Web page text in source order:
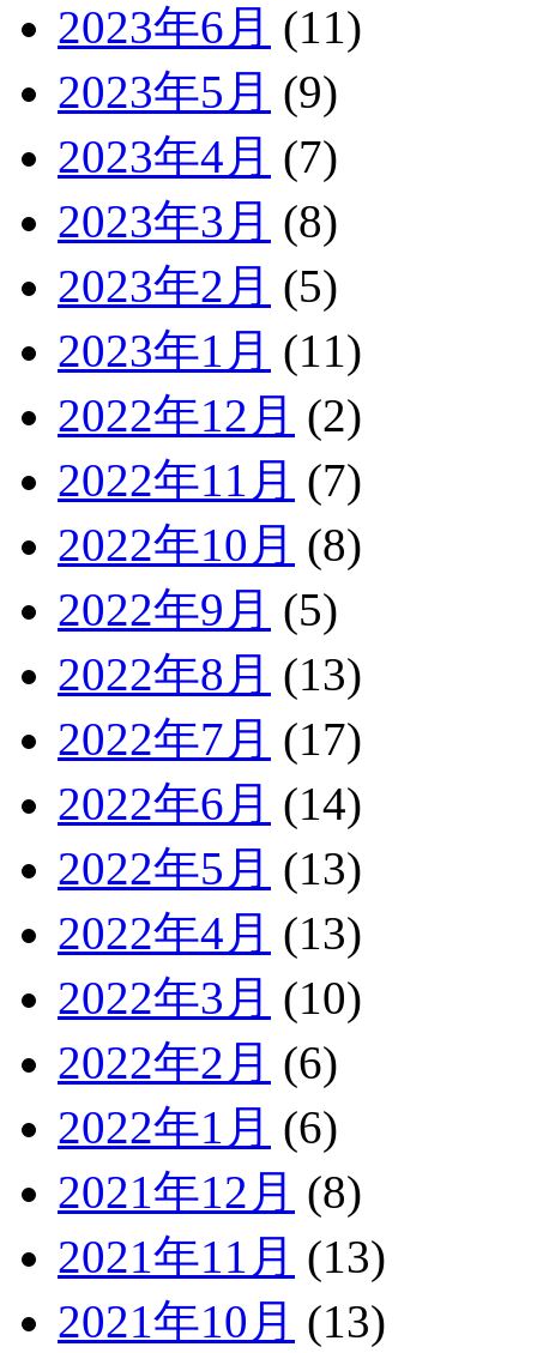
2023年6月 (11)
2023年5月 (9)
2023年4月 (7)
2023年3月 (8)
2023年2月 (5)
2023年1月 (11)
2022年12月 (2)
2022年11月 (7)
2022年10月 (8)
2022年9月 (5)
2022年8月 (13)
2022年7月 (17)
2022年6月 (14)
2022年5月 (13)
2022年4月 (13)
2022年3月 (10)
2022年2月 (6)
2022年1月 (6)
2021年12月 (8)
2021年11月 (13)
2021年10月 (13)